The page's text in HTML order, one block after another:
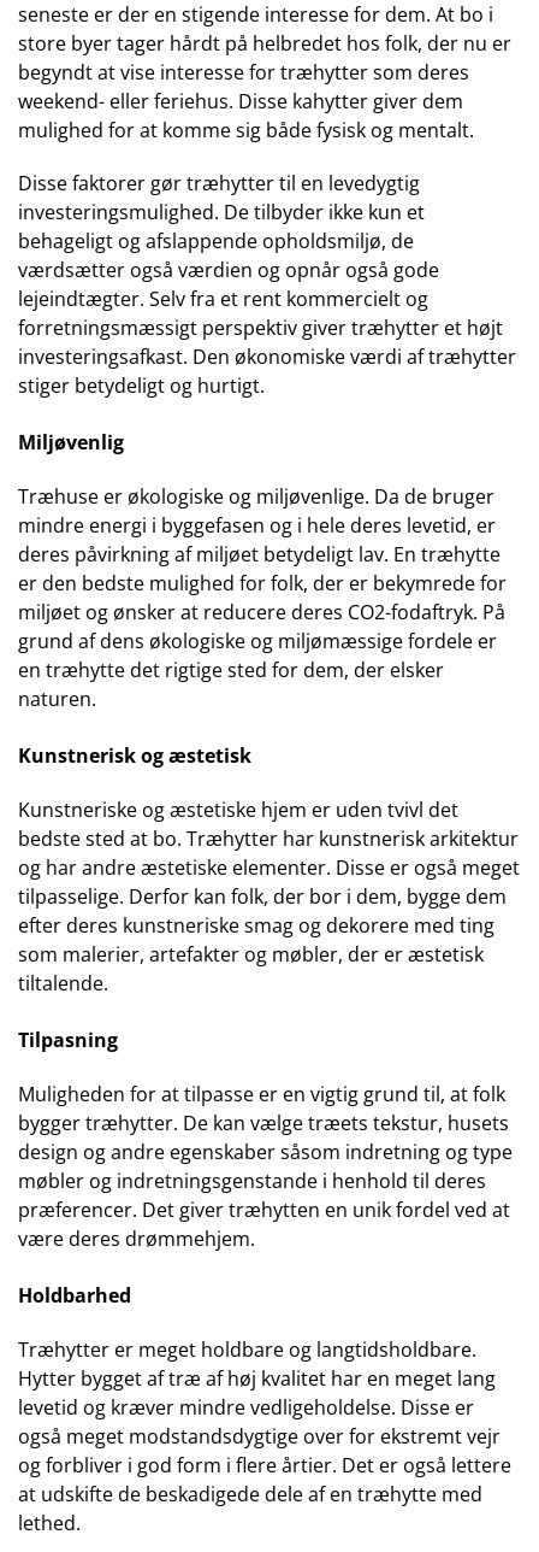
seneste er der en stigende interesse for dem. At bo i
store byer tager hårdt på helbredet hos folk, der nu er
begyndt at vise interesse for træhytter som deres
weekend- eller feriehus. Disse kahytter giver dem
mulighed for at komme sig både fysisk og mentalt.
Disse faktorer gør træhytter til en levedygtig
investeringsmulighed. De tilbyder ikke kun et
behageligt og afslappende opholdsmiljø, de
værdsætter også værdien og opnår også gode
lejeindtægter. Selv fra et rent kommercielt og
forretningsmæssigt perspektiv giver træhytter et højt
investeringsafkast. Den økonomiske værdi af træhytter
stiger betydeligt og hurtigt.
Miljøvenlig
Træhuse er økologiske og miljøvenlige. Da de bruger
mindre energi i byggefasen og i hele deres levetid, er
deres påvirkning af miljøet betydeligt lav. En træhytte
er den bedste mulighed for folk, der er bekymrede for
miljøet og ønsker at reducere deres CO2-fodaftryk. På
grund af dens økologiske og miljømæssige fordele er
en træhytte det rigtige sted for dem, der elsker
naturen.
Kunstnerisk og æstetisk
Kunstneriske og æstetiske hjem er uden tvivl det
bedste sted at bo. Træhytter har kunstnerisk arkitektur
og har andre æstetiske elementer. Disse er også meget
tilpasselige. Derfor kan folk, der bor i dem, bygge dem
efter deres kunstneriske smag og dekorere med ting
som malerier, artefakter og møbler, der er æstetisk
tiltalende.
Tilpasning
Muligheden for at tilpasse er en vigtig grund til, at folk
bygger træhytter. De kan vælge træets tekstur, husets
design og andre egenskaber såsom indretning og type
møbler og indretningsgenstande i henhold til deres
præferencer. Det giver træhytten en unik fordel ved at
være deres drømmehjem.
Holdbarhed
Træhytter er meget holdbare og langtidsholdbare.
Hytter bygget af træ af høj kvalitet har en meget lang
levetid og kræver mindre vedligeholdelse. Disse er
også meget modstandsdygtige over for ekstremt vejr
og forbliver i god form i flere årtier. Det er også lettere
at udskifte de beskadigede dele af en træhytte med
lethed.